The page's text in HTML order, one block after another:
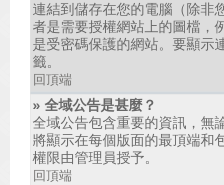
連結到儲存在您的電腦（除非
者是需要授權網站上的圖檔，
是受密碼保護的網站。要顯示
籤。
回頂端
» 全域公告是甚麼？
全域公告包含重要的資訊，無
將顯示在每個版面的最頂端和
權限由管理員授予。
回頂端